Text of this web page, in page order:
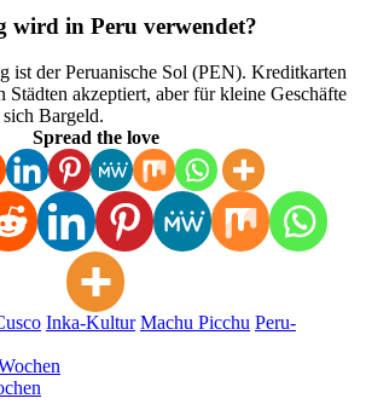
wird in Peru verwendet?
ist der Peruanische Sol (PEN). Kreditkarten
Städten akzeptiert, aber für kleine Geschäfte
Bargeld.
Spread the love
Inka-Kultur Machu Picchu Peru-